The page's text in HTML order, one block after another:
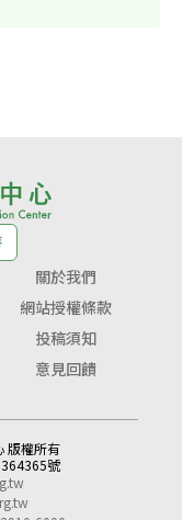
關於我們
網站授權條款
投稿須知
意見回饋
版權所有
號